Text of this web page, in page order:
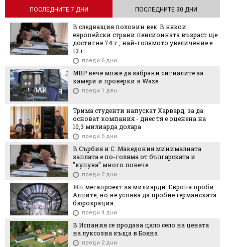
ПОСЛЕДНИТЕ 7 ДНИ ПОСЛЕДНИТЕ 30 ДНИ
В следващия половин век: В някои
европейски страни пенсионната възраст ще
достигне 74 г., най-голямото увеличение е
13 г.
преди 6 дни
МВР вече може да забрани сигналите за
камери и проверки в Waze
преди 1 ден
Трима студенти напускат Харвард, за да
основат компания - днес тя е оценена на
10,3 милиарда долара
преди 5 дни
В Сърбия и С. Македония минималната
заплата е по-голяма от българската и
"купува" много повече
преди 2 дни
Жп мегапроект за милиарди: Европа проби
Алпите, но не успява да пробие германската
бюрокрация
преди 4 дни
В Испания се продава цяло село на цената
на луксозна къща в Бояна
преди 2 дни